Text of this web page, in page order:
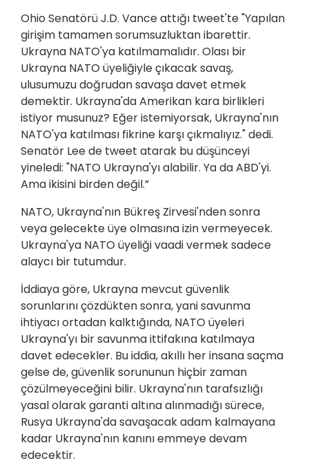
Ohio Senatörü J.D. Vance attığı tweet'te "Yapılan
girişim tamamen sorumsuzluktan ibarettir.
Ukrayna NATO'ya katılmamalıdır. Olası bir
Ukrayna NATO üyeliğiyle çıkacak savaş,
ulusumuzu doğrudan savaşa davet etmek
demektir. Ukrayna'da Amerikan kara birlikleri
istiyor musunuz? Eğer istemiyorsak, Ukrayna'nın
NATO'ya katılması fikrine karşı çıkmalıyız." dedi.
Senatör Lee de tweet atarak bu düşünceyi
yineledi: "NATO Ukrayna'yı alabilir. Ya da ABD'yi.
Ama ikisini birden değil.”
NATO, Ukrayna'nın Bükreş Zirvesi'nden sonra
veya gelecekte üye olmasına izin vermeyecek.
Ukrayna'ya NATO üyeliği vaadi vermek sadece
alaycı bir tutumdur.
İddiaya göre, Ukrayna mevcut güvenlik
sorunlarını çözdükten sonra, yani savunma
ihtiyacı ortadan kalktığında, NATO üyeleri
Ukrayna'yı bir savunma ittifakına katılmaya
davet edecekler. Bu iddia, akıllı her insana saçma
gelse de, güvenlik sorununun hiçbir zaman
çözülmeyeceğini bilir. Ukrayna'nın tarafsızlığı
yasal olarak garanti altına alınmadığı sürece,
Rusya Ukrayna'da savaşacak adam kalmayana
kadar Ukrayna'nın kanını emmeye devam
edecektir.